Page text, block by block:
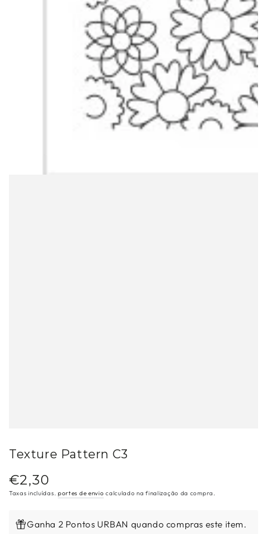
Texture Pattern C3
Preço
regular
€2,30
Taxas incluídas. portes de envio calculado na finalização da compra.
Ganha 2 Pontos URBAN quando compras este item.